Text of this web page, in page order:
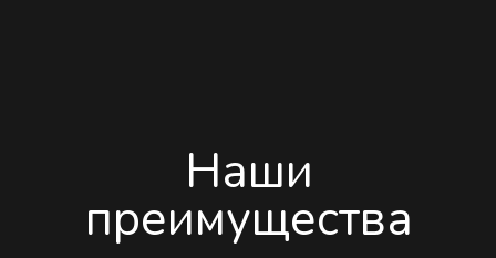
Наши
преимущества